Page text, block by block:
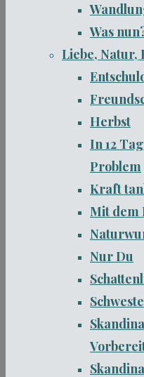
Was
Liebe, Natur,
Herbst
In 12
Problem
Kraft
Mit dem
Nur Du